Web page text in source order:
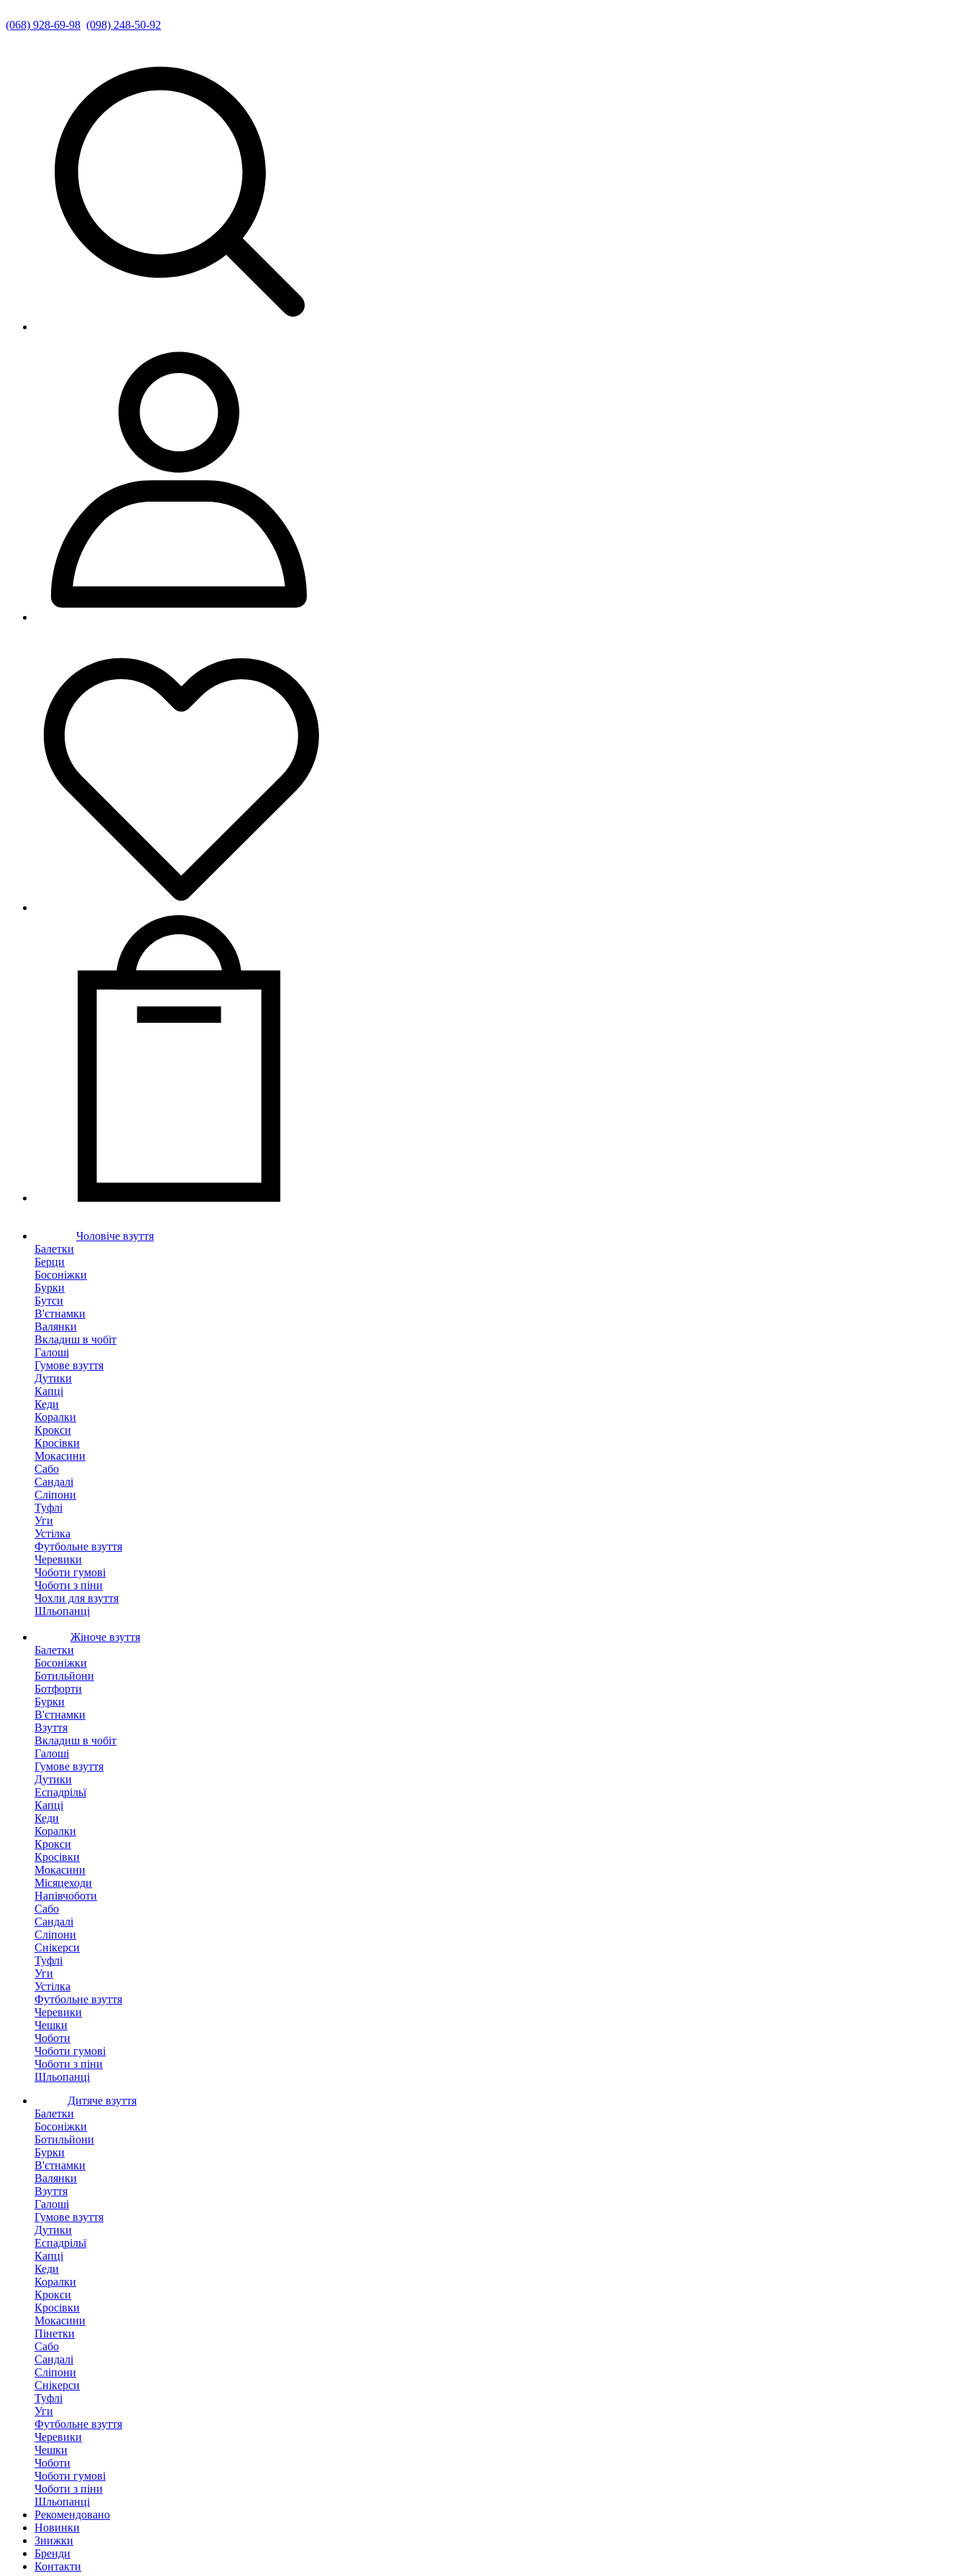
(068) 928-69-98 (098) 248-50-92
Чоловіче взуття
Балетки
Берци
Босоніжки
Бурки
Бутси
В'єтнамки
Валянки
Вкладиш в чобіт
Галоші
Гумове взуття
Дутики
Капці
Кеди
Коралки
Крокси
Кросівки
Мокасини
Сабо
Сандалі
Сліпони
Туфлі
Уги
Устілка
Футбольне взуття
Черевики
Чоботи гумові
Чоботи з піни
Чохли для взуття
Шльопанці
Жіноче взуття
Балетки
Босоніжки
Ботильйони
Ботфорти
Бурки
В'єтнамки
Взуття
Вкладиш в чобіт
Галоші
Гумове взуття
Дутики
Еспадрільї
Капці
Кеди
Коралки
Крокси
Кросівки
Мокасини
Місяцеходи
Напівчоботи
Сабо
Сандалі
Сліпони
Снікерси
Туфлі
Уги
Устілка
Футбольне взуття
Черевики
Чешки
Чоботи
Чоботи гумові
Чоботи з піни
Шльопанці
Дитяче взуття
Балетки
Босоніжки
Ботильйони
Бурки
В'єтнамки
Валянки
Взуття
Галоші
Гумове взуття
Дутики
Еспадрільї
Капці
Кеди
Коралки
Крокси
Кросівки
Мокасини
Пінетки
Сабо
Сандалі
Сліпони
Снікерси
Туфлі
Уги
Футбольне взуття
Черевики
Чешки
Чоботи
Чоботи гумові
Чоботи з піни
Шльопанці
Рекомендовано
Новинки
Знижки
Бренди
Контакти